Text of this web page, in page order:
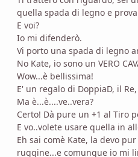
quella spada di legno e
E voi?
Io mi difenderò.
Vi porto una spada di legno
No Kate, io sono un VERO
Wow...è bellissima!
E' un regalo di DoppiaD, il
Ma è...è....ve..vera?
Certo! Dà pure un +1 al Tiro
E vo..volete usare quella in
Eh sai comè Kate, la devo
ruggine...e comunque io mi